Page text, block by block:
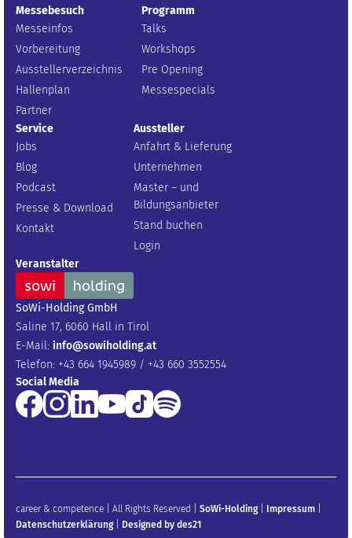
Messebesuch
Messeinfos
Vorbereitung
Ausstellerverzeichnis
Hallenplan
Partner
Programm
Talks
Workshops
Pre Opening
Messespecials
Service
Jobs
Blog
Podcast
Presse & Download
Kontakt
Aussteller
Anfahrt & Lieferung
Unternehmen
Master – und
Bildungsanbieter
Stand buchen
Login
Veranstalter
SoWi-Holding GmbH
Saline 17, 6060 Hall in Tirol
E-Mail: info@sowiholding.at
Telefon: +43 664 1945989 / +43 660 3552554
Social Media
career & competence | All Rights Reserved | SoWi-Holding| Impressum
Datenschutzerklärung| Designed by des21